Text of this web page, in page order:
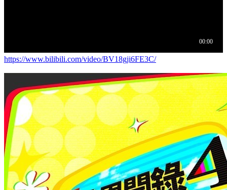
https://www.bilibili.com/video/BV18gji6FE3C/